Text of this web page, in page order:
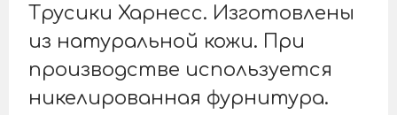
Трусики Харнесс. Изготовлены
из натуральной кожи. При
производстве используется
никелированная фурнитура.